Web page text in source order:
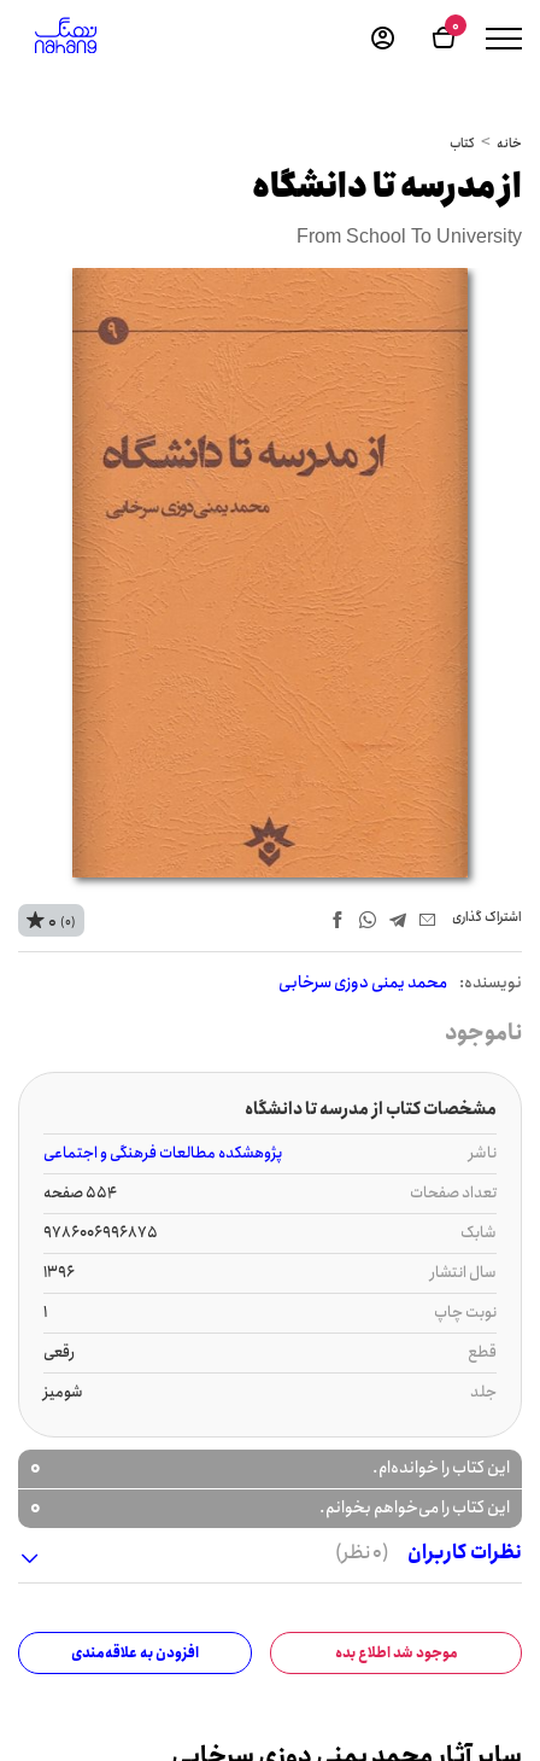
0
خانه کتاب
از مدرسه تا دانشگاه
From School To University
اشتراک‌ گذاری
نويسنده: محمد یمنی دوزی سرخابی
0 (0)
ناموجود
مشخصات کتاب از مدرسه تا دانشگاه
ناشر
پژوهشکده مطالعات فرهنگی و اجتماعی
تعداد صفحات
554 صفحه
شابک
9786006996875
سال انتشار
1396
نوبت چاپ
1
قطع
رقعی
جلد
شومیز
این کتاب را خوانده‌ام. 0
این کتاب را می‌خواهم بخوانم.
0
نظرات کاربران
(0 نظر)
موجود شد اطلاع بده افزودن به علاقه‌مندی